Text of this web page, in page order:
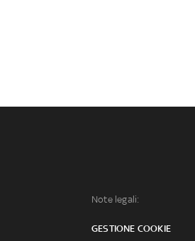
Note legali:
GESTIONE COOKIE